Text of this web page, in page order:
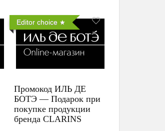
Editor choice
Промокод ИЛЬ ДЕ
БОТЭ — Подарок при
покупке продукции
бренда CLARINS